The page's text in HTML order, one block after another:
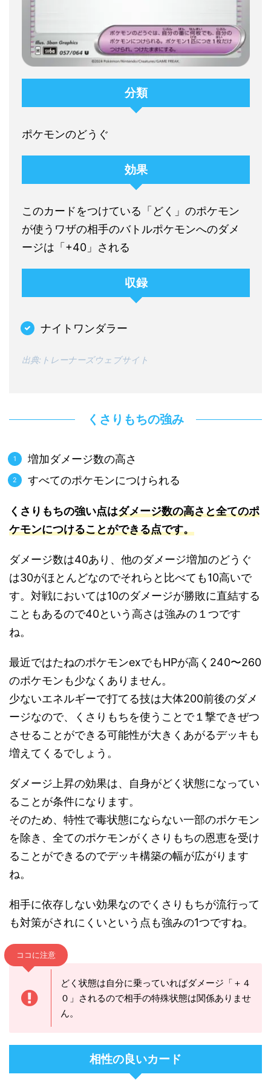
分類
ポケモンのどうぐ
効果
このカードをつけている「どく」のポケモン
が使うワザの相手のバトルポケモンへのダメ
ージは「+40」される
収録
ナイトワンダラー
出典:トレーナーズウェブサイト
くさりもちの強み
増加ダメージ数の高さ
すべてのポケモンにつけられる
くさりもちの強い点はダメージ数の高さと全てのポ
ケモンにつけることができる点です。
ダメージ数は40あり、他のダメージ増加のどうぐ
は30がほとんどなのでそれらと比べても10高いで
す。対戦においては10のダメージが勝敗に直結する
こともあるので40という高さは強みの１つです
ね。
最近ではたねのポケモンexでもHPが高く240〜260
のポケモンも少なくありません。
少ないエネルギーで打てる技は大体200前後のダメ
ージなので、くさりもちを使うことで１撃できぜつ
させることができる可能性が大きくあがるデッキも
増えてくるでしょう。
ダメージ上昇の効果は、自身がどく状態になってい
ることが条件になります。
そのため、特性で毒状態にならない一部のポケモン
を除き、全てのポケモンがくさりもちの恩恵を受け
ることができるのでデッキ構築の幅が広がります
ね。
相手に依存しない効果なのでくさりもちが流行って
も対策がされにくいという点も強みの1つですね。
ココに注意
どく状態は自分に乗っていればダメージ「＋４
０」されるので相手の特殊状態は関係ありませ
ん。
相性の良いカード